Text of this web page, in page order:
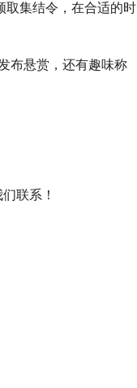
取集结令，在合适的时
布悬赏，还有趣味称
联系！